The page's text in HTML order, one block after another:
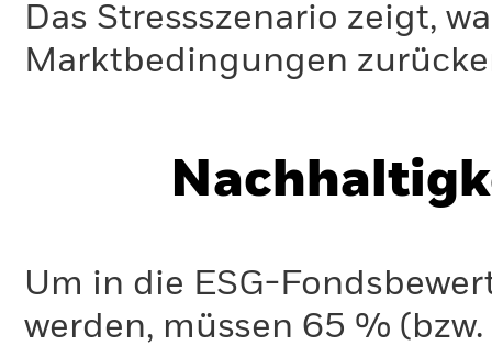
Das Stressszenario zeigt,
Marktbedingungen
Um in die ESG-
werden, müssen 65 %